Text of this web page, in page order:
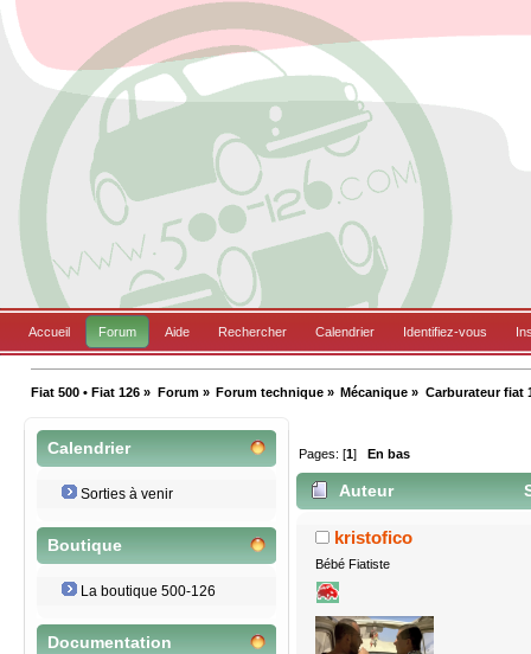
Accueil Forum Aide Rechercher Calendrier Identifiez-vous
Fiat 500 • Fiat 126 » Forum» Forum technique» Mécanique » Carburateur fiat
Calendrier
Sorties à venir
Boutique
La boutique 500-126
Documentation
Pages: [1] En bas
Auteur
kristofico
Bébé Fiatiste